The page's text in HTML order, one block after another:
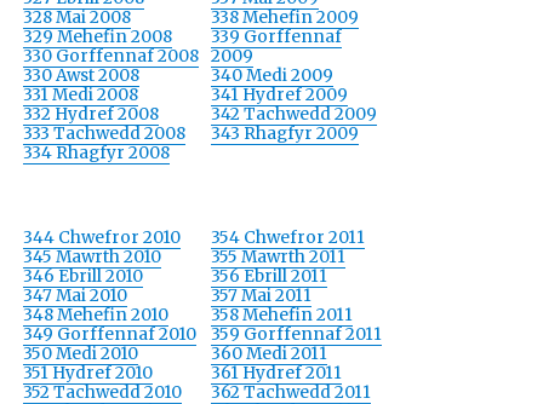
328 Mai 2008
329 Mehefin 2008
330 Gorffennaf 2008
330 Awst 2008
331 Medi 2008
332 Hydref 2008
333 Tachwedd 2008
334 Rhagfyr 2008
338 Mehefin 2009
339 Gorffennaf
2009
340 Medi 2009
341 Hydref 2009
342 Tachwedd 2009
343 Rhagfyr 2009
344 Chwefror 2010
345 Mawrth 2010
346 Ebrill 2010
347 Mai 2010
348 Mehefin 2010
349 Gorffennaf 2010
350 Medi 2010
351 Hydref 2010
352 Tachwedd 2010
354 Chwefror 2011
355 Mawrth 2011
356 Ebrill 2011
357 Mai 2011
358 Mehefin 2011
359 Gorffennaf 2011
360 Medi 2011
361 Hydref 2011
362 Tachwedd 2011